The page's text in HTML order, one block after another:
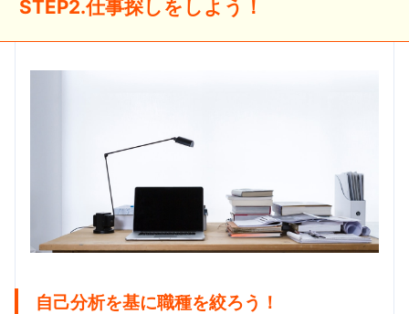
STEP2.仕事探しをしよう！
自己分析を基に職種を絞ろう！